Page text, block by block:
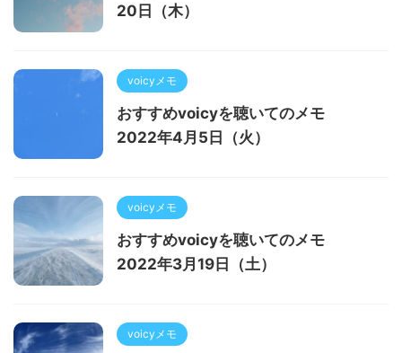
20日（木）
voicyメモ
おすすめvoicyを聴いてのメモ
2022年4月5日（火）
voicyメモ
おすすめvoicyを聴いてのメモ
2022年3月19日（土）
voicyメモ